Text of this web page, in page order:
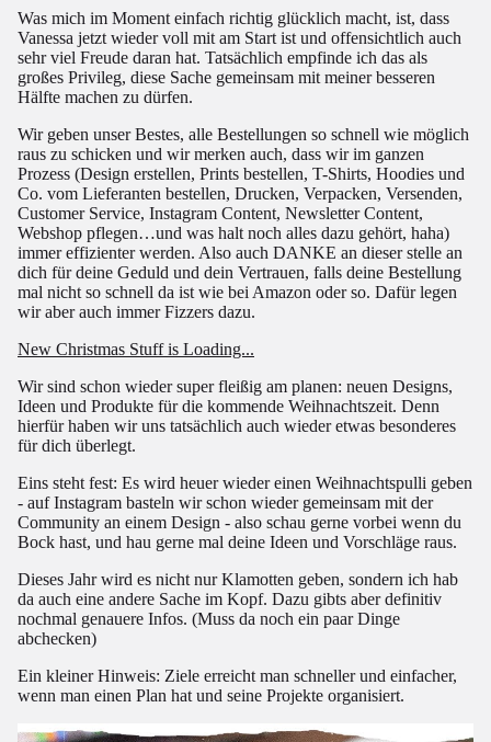
Was mich im Moment einfach richtig glücklich macht, ist, dass
Vanessa jetzt wieder voll mit am Start ist und offensichtlich auch
sehr viel Freude daran hat. Tatsächlich empfinde ich das als
großes Privileg, diese Sache gemeinsam mit meiner besseren
Hälfte machen zu dürfen.
Wir geben unser Bestes, alle Bestellungen so schnell wie möglich
raus zu schicken und wir merken auch, dass wir im ganzen
Prozess (Design erstellen, Prints bestellen, T-Shirts, Hoodies und
Co. vom Lieferanten bestellen, Drucken, Verpacken, Versenden,
Customer Service, Instagram Content, Newsletter Content,
Webshop pflegen…und was halt noch alles dazu gehört, haha)
immer effizienter werden. Also auch DANKE an dieser stelle an
dich für deine Geduld und dein Vertrauen, falls deine Bestellung
mal nicht so schnell da ist wie bei Amazon oder so. Dafür legen
wir aber auch immer Fizzers dazu.
New Christmas Stuff is Loading...
Wir sind schon wieder super fleißig am planen: neuen Designs,
Ideen und Produkte für die kommende Weihnachtszeit. Denn
hierfür haben wir uns tatsächlich auch wieder etwas besonderes
für dich überlegt.
Eins steht fest: Es wird heuer wieder einen Weihnachtspulli geben
- auf Instagram basteln wir schon wieder gemeinsam mit der
Community an einem Design - also schau gerne vorbei wenn du
Bock hast, und hau gerne mal deine Ideen und Vorschläge raus.
Dieses Jahr wird es nicht nur Klamotten geben, sondern ich hab
da auch eine andere Sache im Kopf. Dazu gibts aber definitiv
nochmal genauere Infos. (Muss da noch ein paar Dinge
abchecken)
Ein kleiner Hinweis: Ziele erreicht man schneller und einfacher,
wenn man einen Plan hat und seine Projekte organisiert.